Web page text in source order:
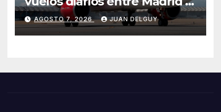
Menorca durante el invierno
AGOSTO 7, 2026 JUAN DELGUY